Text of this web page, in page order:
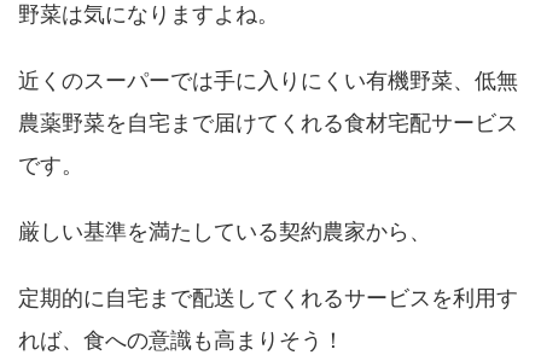
野菜は気になりますよね。
近くのスーパーでは手に入りにくい有機野菜、低無
農薬野菜を自宅まで届けてくれる食材宅配サービス
です。
厳しい基準を満たしている契約農家から、
定期的に自宅まで配送してくれるサービスを利用す
れば、食への意識も高まりそう！